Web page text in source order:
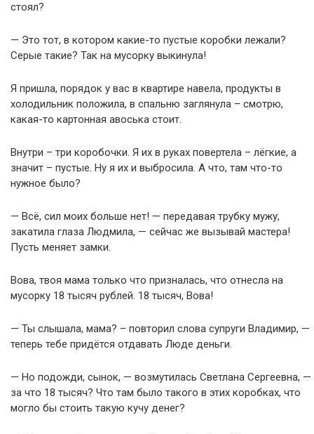
стоял?
— Это тот, в котором какие-то пустые коробки лежали?
Серые такие? Так на мусорку выкинула!
Я пришла, порядок у вас в квартире навела, продукты в
холодильник положила, в спальню заглянула – смотрю,
какая-то картонная авоська стоит.
Внутри – три коробочки. Я их в руках повертела – лёгкие, а
значит – пустые. Ну я их и выбросила. А что, там что-то
нужное было?
— Всё, сил моих больше нет! — передавая трубку мужу,
закатила глаза Людмила, — сейчас же вызывай мастера!
Пусть меняет замки.
Вова, твоя мама только что призналась, что отнесла на
мусорку 18 тысяч рублей. 18 тысяч, Вова!
— Ты слышала, мама? – повторил слова супруги Владимир, —
теперь тебе придётся отдавать Люде деньги.
— Но подожди, сынок, — возмутилась Светлана Сергеевна, —
за что 18 тысяч? Что там было такого в этих коробках, что
могло бы стоить такую кучу денег?